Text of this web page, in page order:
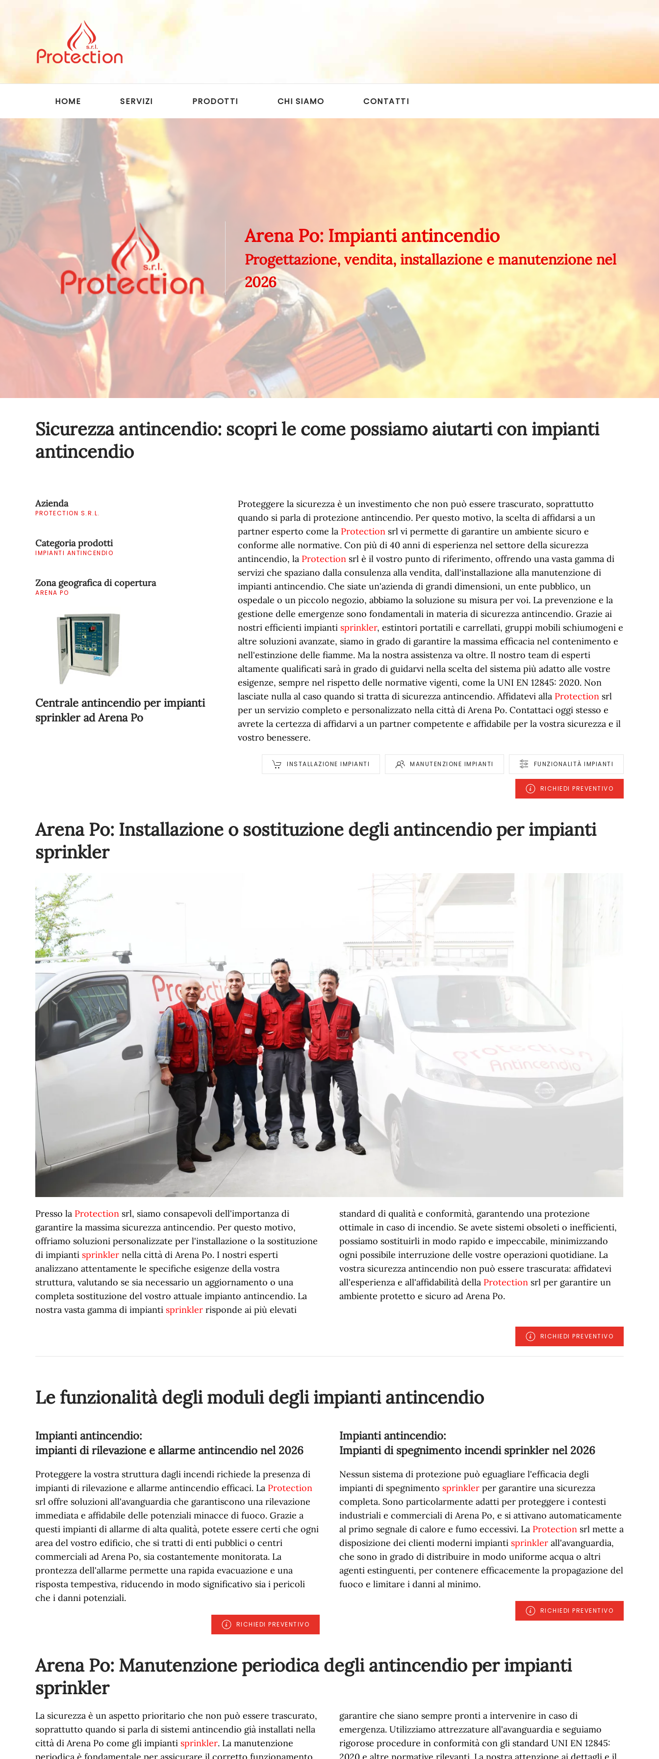
Skip to main content
HOME SERVIZI PRODOTTI CHI SIAMO CONTATTI
Arena Po: Impianti antincendio
Progettazione, vendita, installazione e manutenzione nel
2026
Sicurezza antincendio: scopri le come possiamo aiutarti con impianti
antincendio
Azienda
PROTECTION S.R.L.
Categoria prodotti
IMPIANTI ANTINCENDIO
Zona geografica di copertura
ARENA PO
Centrale antincendio per impianti
sprinkler ad Arena Po
Proteggere la sicurezza è un investimento che non può essere trascurato, soprattutto
quando si parla di protezione antincendio. Per questo motivo, la scelta di affidarsi a un
partner esperto come la Protection srl vi permette di garantire un ambiente sicuro e
conforme alle normative. Con più di 40 anni di esperienza nel settore della sicurezza
antincendio, la Protection srl è il vostro punto di riferimento, offrendo una vasta gamma di
servizi che spaziano dalla consulenza alla vendita, dall'installazione alla manutenzione di
impianti antincendio. Che siate un'azienda di grandi dimensioni, un ente pubblico, un
ospedale o un piccolo negozio, abbiamo la soluzione su misura per voi. La prevenzione e la
gestione delle emergenze sono fondamentali in materia di sicurezza antincendio. Grazie ai
nostri efficienti impianti sprinkler, estintori portatili e carrellati, gruppi mobili schiumogeni e
altre soluzioni avanzate, siamo in grado di garantire la massima efficacia nel contenimento e
nell'estinzione delle fiamme. Ma la nostra assistenza va oltre. Il nostro team di esperti
altamente qualificati sarà in grado di guidarvi nella scelta del sistema più adatto alle vostre
esigenze, sempre nel rispetto delle normative vigenti, come la UNI EN 12845: 2020. Non
lasciate nulla al caso quando si tratta di sicurezza antincendio. Affidatevi alla Protection srl
per un servizio completo e personalizzato nella città di Arena Po. Contattaci oggi stesso e
avrete la certezza di affidarvi a un partner competente e affidabile per la vostra sicurezza e il
vostro benessere.
INSTALLAZIONE IMPIANTI MANUTENZIONE IMPIANTI FUNZIONALITÀ IMPIANTI
RICHIEDI PREVENTIVO
Arena Po: Installazione o sostituzione degli antincendio per impianti
sprinkler
Presso la Protection srl, siamo consapevoli dell'importanza di
garantire la massima sicurezza antincendio. Per questo motivo,
offriamo soluzioni personalizzate per l'installazione o la sostituzione
di impianti sprinkler nella città di Arena Po. I nostri esperti
analizzano attentamente le specifiche esigenze della vostra
struttura, valutando se sia necessario un aggiornamento o una
completa sostituzione del vostro attuale impianto antincendio. La
nostra vasta gamma di impianti sprinkler risponde ai più elevati
standard di qualità e conformità, garantendo una protezione
ottimale in caso di incendio. Se avete sistemi obsoleti o inefficienti,
possiamo sostituirli in modo rapido e impeccabile, minimizzando
ogni possibile interruzione delle vostre operazioni quotidiane. La
vostra sicurezza antincendio non può essere trascurata: affidatevi
all'esperienza e all'affidabilità della Protection srl per garantire un
ambiente protetto e sicuro ad Arena Po.
RICHIEDI PREVENTIVO
Le funzionalità degli moduli degli impianti antincendio
Impianti antincendio:
impianti di rilevazione e allarme antincendio nel 2026
Proteggere la vostra struttura dagli incendi richiede la presenza di
impianti di rilevazione e allarme antincendio efficaci. La Protection
srl offre soluzioni all'avanguardia che garantiscono una rilevazione
immediata e affidabile delle potenziali minacce di fuoco. Grazie a
questi impianti di allarme di alta qualità, potete essere certi che ogni
area del vostro edificio, che si tratti di enti pubblici o centri
commerciali ad Arena Po, sia costantemente monitorata. La
prontezza dell'allarme permette una rapida evacuazione e una
risposta tempestiva, riducendo in modo significativo sia i pericoli
che i danni potenziali.
RICHIEDI PREVENTIVO
Impianti antincendio:
Impianti di spegnimento incendi sprinkler nel 2026
Nessun sistema di protezione può eguagliare l'efficacia degli
impianti di spegnimento sprinkler per garantire una sicurezza
completa. Sono particolarmente adatti per proteggere i contesti
industriali e commerciali di Arena Po, e si attivano automaticamente
al primo segnale di calore e fumo eccessivi. La Protection srl mette a
disposizione dei clienti moderni impianti sprinkler all'avanguardia,
che sono in grado di distribuire in modo uniforme acqua o altri
agenti estinguenti, per contenere efficacemente la propagazione del
fuoco e limitare i danni al minimo.
RICHIEDI PREVENTIVO
Arena Po: Manutenzione periodica degli antincendio per impianti
sprinkler
La sicurezza è un aspetto prioritario che non può essere trascurato,
soprattutto quando si parla di sistemi antincendio già installati nella
città di Arena Po come gli impianti sprinkler. La manutenzione
periodica è fondamentale per assicurare il corretto funzionamento
garantire che siano sempre pronti a intervenire in caso di
emergenza. Utilizziamo attrezzature all'avanguardia e seguiamo
rigorose procedure in conformità con gli standard UNI EN 12845:
2020 e altre normative rilevanti. La nostra attenzione ai dettagli e il